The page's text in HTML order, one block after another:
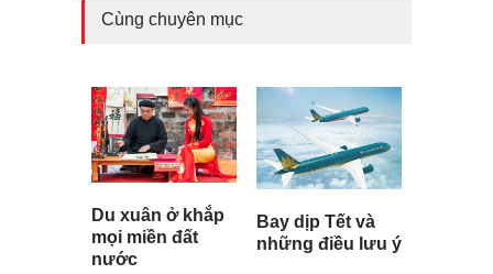
Cùng chuyên mục
Du xuân ở khắp
mọi miền đất
nước
Bay dịp Tết và
những điều lưu ý